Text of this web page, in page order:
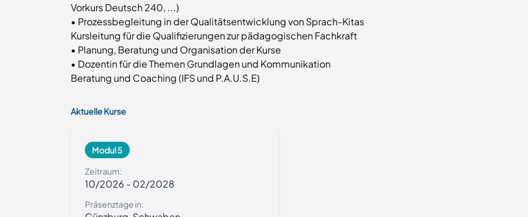
Vorkurs Deutsch 240, ...)
• Prozessbegleitung in der Qualitätsentwicklung von Sprach-Kitas
Kursleitung für die Qualifizierungen zur pädagogischen Fachkraft
• Planung, Beratung und Organisation der Kurse
• Dozentin für die Themen Grundlagen und Kommunikation
Beratung und Coaching (IFS und P.A.U.S.E)
Aktuelle Kurse
Modul 5
Zeitraum:
10/2026 - 02/2028
Präsenztage in: